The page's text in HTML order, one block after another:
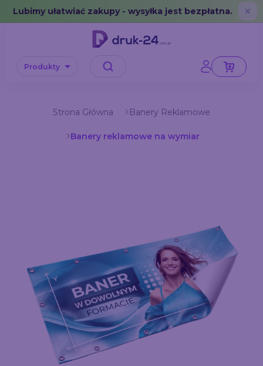
Error: No data in cache or invalid format
Lubimy ułatwiać zakupy - wysyłka jest bezpłatna. ✕
Produkty
Strona Główna Banery Reklamowe
Banery reklamowe na wymiar